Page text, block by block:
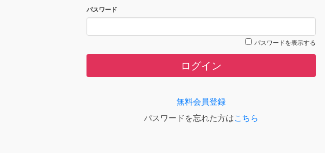
パスワード
パスワードを表示する
ログイン
無料会員登録
パスワードを忘れた方はこちら